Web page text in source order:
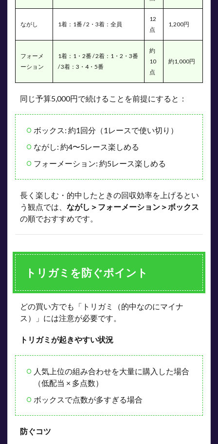
ながし 1着：1番 / 2・3着：全員
12
点
1,200円
フォーメ
ーション
1着：1・2番 / 2着：1・2・3番
/ 3着：3・4・5番
約
10
点
約1,000円
同じ予算5,000円で続けることを前提にすると：
ボックス: 約1回分（1レースで使い切り）
ながし: 約4〜5レース楽しめる
フォーメーション: 約5レース楽しめる
長く楽しむ・的中したときの回収効率を上げるとい
う観点では、 ながし＞フォーメーション＞ボックス
の順でおすすめです。
トリガミを防ぐポイント
どの買い方でも「トリガミ（的中なのにマイナ
ス）」には注意が必要です。
トリガミが起きやすい状況
人気上位の組み合わせを大量に購入した場合
（低配当 × 多点数）
ボックスで点数が多すぎる場合
防ぐコツ